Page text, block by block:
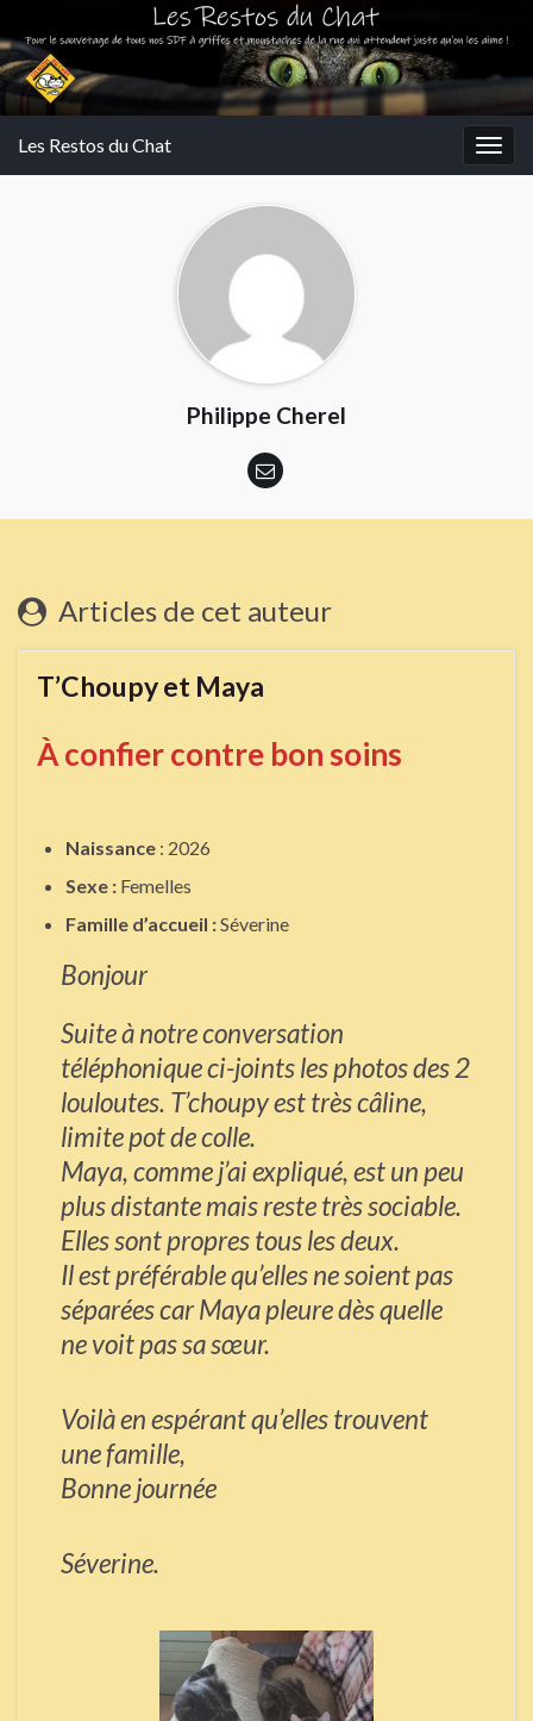
Les Restos du Chat
Philippe Cherel
Articles de cet auteur
T’Choupy et Maya
À confier contre bon soins
Naissance : 2026
Sexe : Femelles
Famille d’accueil :Séverine
Bonjour
Suite à notre conversation
téléphonique ci-joints les photos des 2
louloutes. T’choupy est très câline,
limite pot de colle.
Maya, comme j’ai expliqué, est un peu
plus distante mais reste très sociable.
Elles sont propres tous les deux.
Il est préférable qu’elles ne soient pas
séparées car Maya pleure dès quelle
ne voit pas sa sœur.
Voilà en espérant qu’elles trouvent
une famille,
Bonne journée
Séverine.